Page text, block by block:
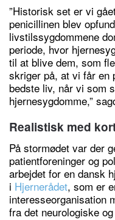
”Historisk set er vi
penicillinen blev
livstilssygdommene
periode, hvor
til at blive dem, som
skriger på, at vi får en
bedste liv, når vi som
hjernesygdomme,”
Realistisk med
På stormødet var der
patientforeninger og
arbejdet for en dansk
i Hjernerådet, som er
interesseorganisation
fra det neurologiske